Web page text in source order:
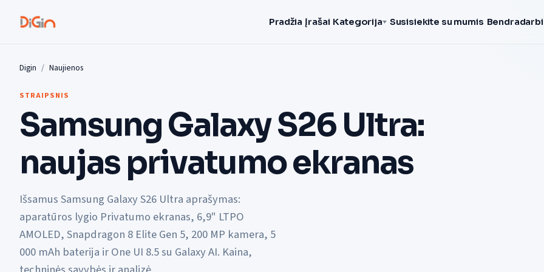
Pradžia Įrašai Kategorija Susisiekite su mumis
Digin Naujienos
STRAIPSNIS
Samsung Galaxy S26 Ultra:
naujas privatumo ekranas
Išsamus Samsung Galaxy S26 Ultra aprašymas:
aparatūros lygio Privatumo ekranas, 6,9" LTPO
AMOLED, Snapdragon 8 Elite Gen 5, 200 MP kamera, 5
000 mAh baterija ir One UI 8.5 su Galaxy AI. Kaina,